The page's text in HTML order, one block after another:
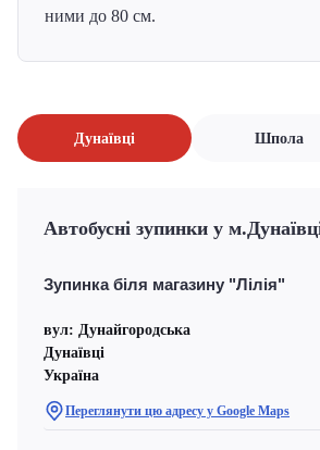
ними до 80 см.
Дунаївці Шпола
Автобусні зупинки у
Зупинка біля магазину "Лілія"
вул: Дунайгородська
Дунаївці
Україна
Переглянути цю адресу у Google Maps